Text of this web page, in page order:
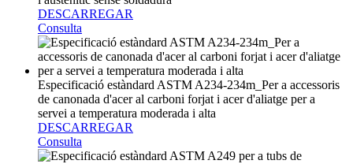
DESCARREGAR
Consulta
Especificació estàndard ASTM A234-234m_Per a accessoris
de canonada d'acer al carboni forjat i acer d'aliatge per a
servei a temperatura moderada i alta
DESCARREGAR
Consulta